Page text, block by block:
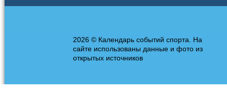
2026 © Календарь событий спорта. На
сайте использованы данные и фото из
открытых источников